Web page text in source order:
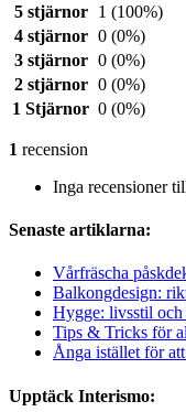
5 stjärnor
1 (100%)
4 stjärnor 0 (0%)
3 stjärnor 0 (0%)
2 stjärnor 0 (0%)
1 Stjärnor 0 (0%)
1 recension
Inga recensioner
Senaste artiklarna:
Vårfräscha
Balkongdesign:
Hygge: livsstil och
Tips & Tricks för
Ånga istället för
Upptäck Interismo: